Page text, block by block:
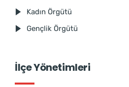
Kadın Örgütü
Gençlik Örgütü
İlçe Yönetimleri